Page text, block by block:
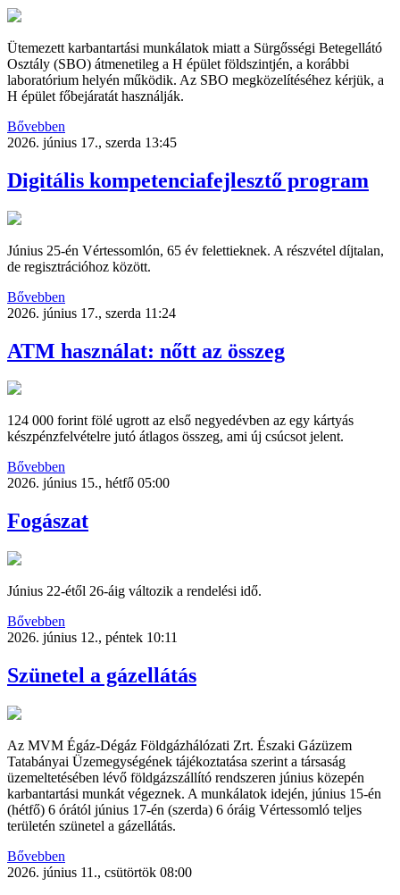
Ütemezett karbantartási munkálatok miatt a Sürgősségi Betegellátó
Osztály (SBO) átmenetileg a H épület földszintjén, a korábbi
laboratórium helyén működik. Az SBO megközelítéséhez kérjük, a
H épület főbejáratát használják.
Bővebben
2026. június 17., szerda 13:45
Digitális kompetenciafejlesztő program
Június 25-én Vértessomlón, 65 év felettieknek. A részvétel díjtalan,
de regisztrációhoz között.
Bővebben
2026. június 17., szerda 11:24
ATM használat: nőtt az összeg
124 000 forint fölé ugrott az első negyedévben az egy kártyás
készpénzfelvételre jutó átlagos összeg, ami új csúcsot jelent.
Bővebben
2026. június 15., hétfő 05:00
Fogászat
Június 22-étől 26-áig változik a rendelési idő.
Bővebben
2026. június 12., péntek 10:11
Szünetel a gázellátás
Az MVM Égáz-Dégáz Földgázhálózati Zrt. Északi Gázüzem
Tatabányai Üzemegységének tájékoztatása szerint a társaság
üzemeltetésében lévő földgázszállító rendszeren június közepén
karbantartási munkát végeznek. A munkálatok idején, június 15-én
(hétfő) 6 órától június 17-én (szerda) 6 óráig Vértessomló teljes
területén szünetel a gázellátás.
Bővebben
2026. június 11., csütörtök 08:00